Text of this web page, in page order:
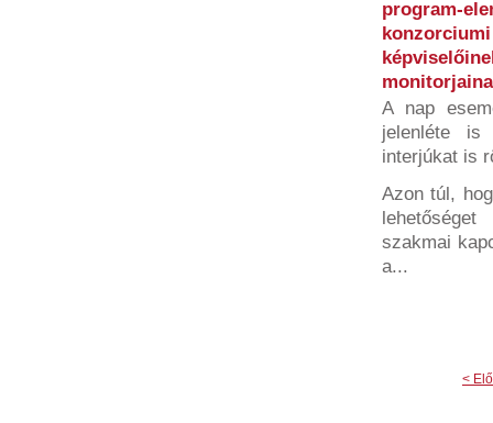
A nap
jelenléte is
interjúkat is
Azon túl,
szakmai
a...
<